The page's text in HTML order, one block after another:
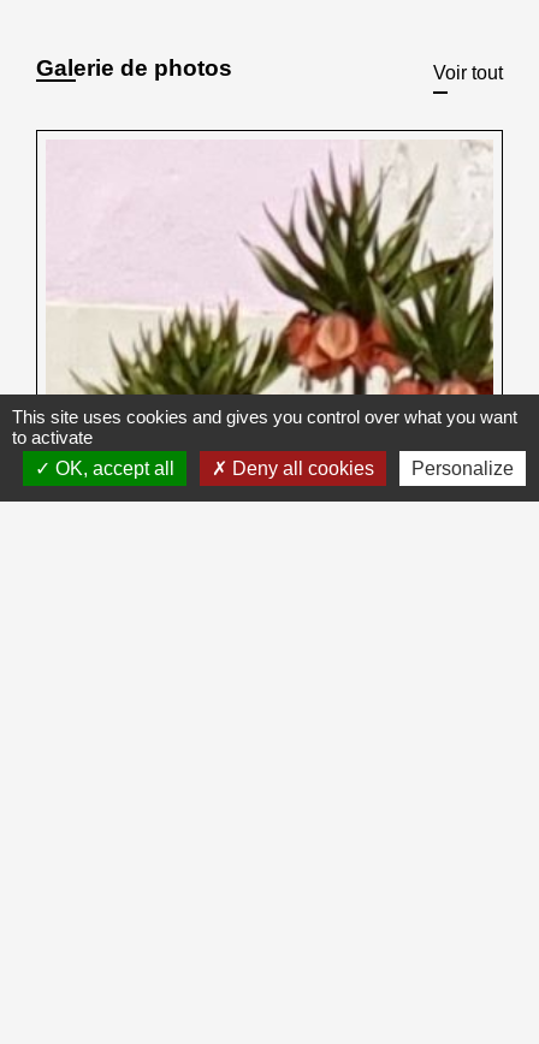
Galerie de photos Voir tout
This site uses cookies and gives you control over what you want
to activate
OK, accept all
Deny all cookies Personalize